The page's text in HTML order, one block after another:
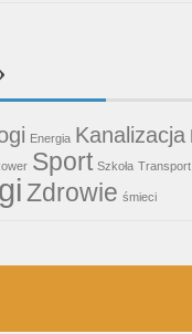
Energia Kanalizacja
Sport Szkoła Transport
Zdrowie śmieci